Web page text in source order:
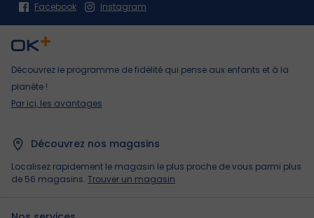
Facebook Instagram
Découvrez le programme de fidélité qui pense aux enfants et à la
planète !
Par ici, les avantages
Découvrez nos magasins
Localisez rapidement le magasin le plus proche de vous parmi plus
de 56 magasins. Trouver un magasin